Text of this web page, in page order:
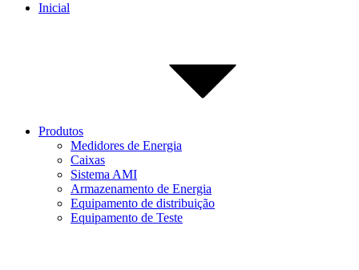
Inicial
Produtos
Medidores de Energia
Caixas
Sistema AMI
Armazenamento de Energia
Equipamento de distribuição
Equipamento de Teste